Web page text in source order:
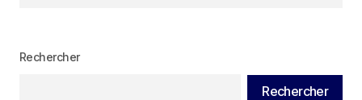
Rechercher
Rechercher